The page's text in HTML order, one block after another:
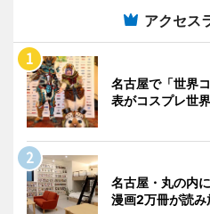
アクセス
名古屋で「世界
表がコスプレ世
名古屋・丸の内
漫画2万冊が読み